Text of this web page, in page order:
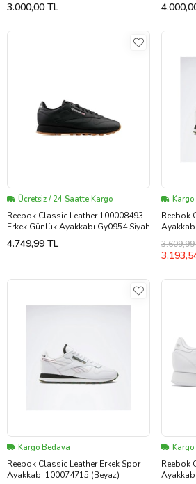
3.000,00 TL
Ücretsiz / 24 Saatte Kargo
Reebok Classic Leather 100008493
Erkek Günlük Ayakkabı Gy0954 Siyah
4.749,99 TL
Kargo
Reebok
3.609,99
Kargo Bedava
Reebok Classic Leather Erkek Spor
Ayakkabı 100074715 (Beyaz)
Reebok